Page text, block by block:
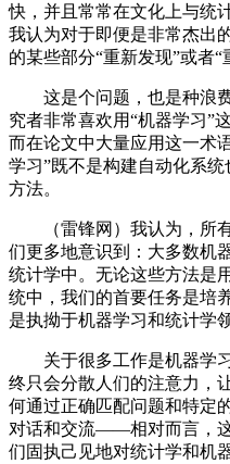
快，并且常常在文化上与统
我认为对于即便是非常杰出
的某些部分“重新发现”或者“
这是个问题，也是种浪费
究者非常喜欢用“机器学习”
而在论文中大量应用这一术
学习”既不是构建自动化系
方法。
（雷锋网）我认为，所有
们更多地意识到：大多数机
统计学中。无论这些方法是
统中，我们的首要任务是培
是执拗于机器学习和统计学
关于很多工作是机器学习
终只会分散人们的注意力，
何通过正确匹配问题和特定
对话和交流——相对而言，
们固执己见地对统计学和机